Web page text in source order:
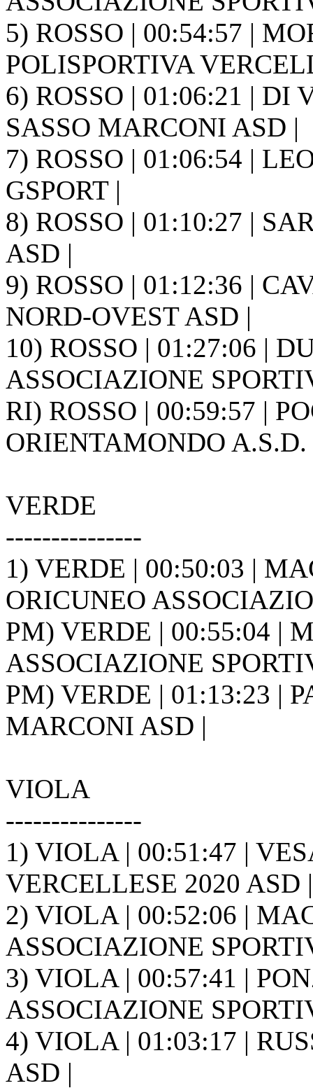
5) ROSSO | 00:54:57 |
POLISPORTIVA
6) ROSSO | 01:06:21 | DI
SASSO MARCONI ASD |
7) ROSSO | 01:06:54 |
GSPORT |
8) ROSSO | 01:10:27 |
ASD |
9) ROSSO | 01:12:36 |
NORD-OVEST ASD |
10) ROSSO | 01:27:06 |
ASSOCIAZIONE
RI) ROSSO | 00:59:57 |
ORIENTAMONDO A.S.D.
VERDE
---------------
1) VERDE | 00:50:03 |
ORICUNEO
PM) VERDE | 00:55:04 |
ASSOCIAZIONE
PM) VERDE | 01:13:23 |
MARCONI ASD |
VIOLA
---------------
1) VIOLA | 00:51:47 |
VERCELLESE 2020 ASD |
2) VIOLA | 00:52:06 |
ASSOCIAZIONE
3) VIOLA | 00:57:41 |
ASSOCIAZIONE
4) VIOLA | 01:03:17 |
ASD |